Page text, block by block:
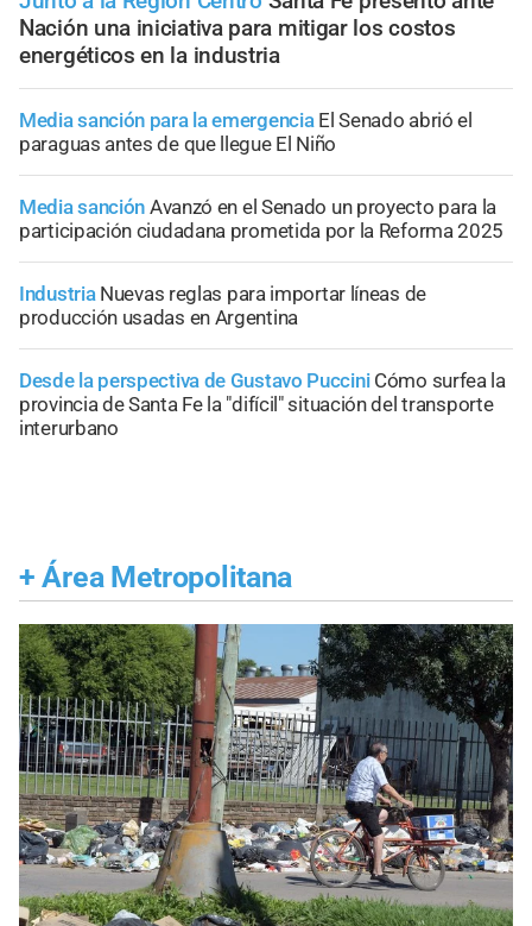
Nación una iniciativa para mitigar los costos
energéticos en la industria
Media sanción para la emergencia El Senado abrió el
paraguas antes de que llegue El Niño
Media sanción Avanzó en el Senado un proyecto para la
participación ciudadana prometida por la Reforma 2025
Industria Nuevas reglas para importar líneas de
producción usadas en Argentina
Desde la perspectiva de Gustavo Puccini Cómo surfea la
provincia de Santa Fe la "difícil" situación del transporte
interurbano
+ Área Metropolitana